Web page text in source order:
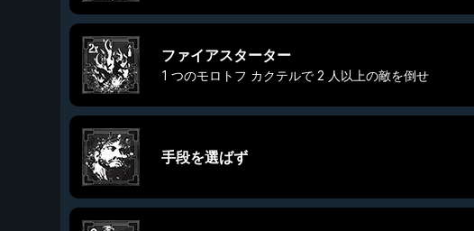
ファイアスターター
1 つのモロトフ カクテルで 2 人以上の敵を倒せ
手段を選ばず